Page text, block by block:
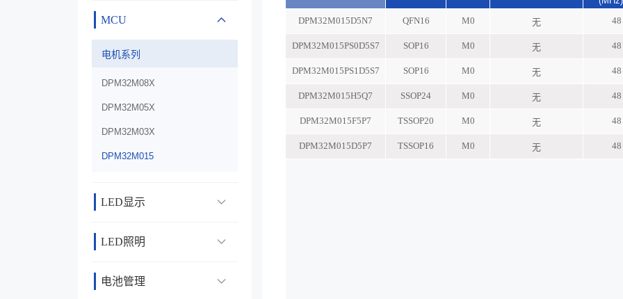
MCU
电机系列
DPM32M08X
DPM32M05X
DPM32M03X
DPM32M015
LED显示
LED照明
电池管理